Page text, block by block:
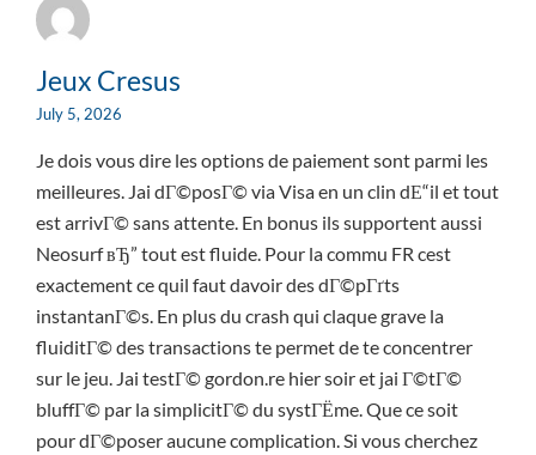
Jeux Cresus
July 5, 2026
Je dois vous dire les options de paiement sont parmi les
meilleures. Jai dГ©posГ© via Visa en un clin dЕ“il et tout
est arrivГ© sans attente. En bonus ils supportent aussi
Neosurf вЂ” tout est fluide. Pour la commu FR cest
exactement ce quil faut davoir des dГ©pГґts
instantanГ©s. En plus du crash qui claque grave la
fluiditГ© des transactions te permet de te concentrer
sur le jeu. Jai testГ© gordon.re hier soir et jai Г©tГ©
bluffГ© par la simplicitГ© du systГЁme. Que ce soit
pour dГ©poser aucune complication. Si vous cherchez